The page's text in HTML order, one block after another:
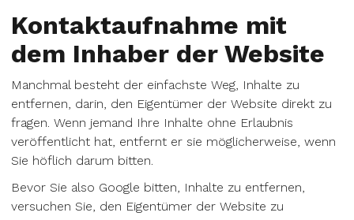
Kontaktaufnahme mit
dem Inhaber der Website
Manchmal besteht der einfachste Weg, Inhalte zu
entfernen, darin, den Eigentümer der Website direkt zu
fragen. Wenn jemand Ihre Inhalte ohne Erlaubnis
veröffentlicht hat, entfernt er sie möglicherweise, wenn
Sie höflich darum bitten.
Bevor Sie also Google bitten, Inhalte zu entfernen,
versuchen Sie, den Eigentümer der Website zu